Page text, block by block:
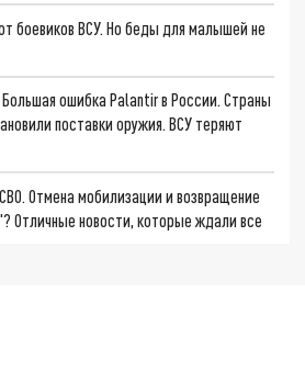
боевиков ВСУ. Но беды для малышей не
ошибка Palantir в России. Страны
поставки оружия. ВСУ теряют
Отмена мобилизации и возвращение
Отличные новости, которые ждали все